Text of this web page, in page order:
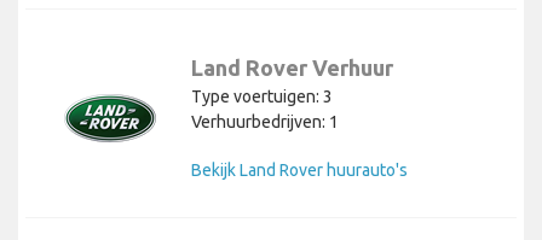
Land Rover Verhuur
Type voertuigen: 3
Verhuurbedrijven: 1
Bekijk Land Rover huurauto's